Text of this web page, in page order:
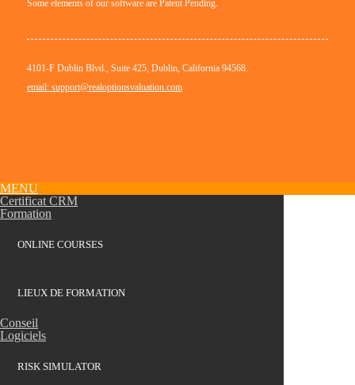
Some elements of our software are Patent Pending.
4101-F Dublin Blvd., Suite 425, Dublin, California 94568.
email: support@realoptionsvaluation.com
MENU
Certificat CRM
Formation
ONLINE COURSES
LIEUX DE FORMATION
Conseil
Logiciels
RISK SIMULATOR